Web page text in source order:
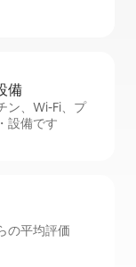
備
ン、Wi-Fi、プ
設備です
の平均評価